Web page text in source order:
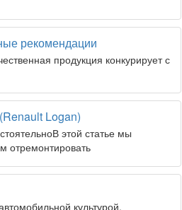
рекомендации
продукция конкурирует с
Logan)
этой статье мы
отремонтировать
культурой.